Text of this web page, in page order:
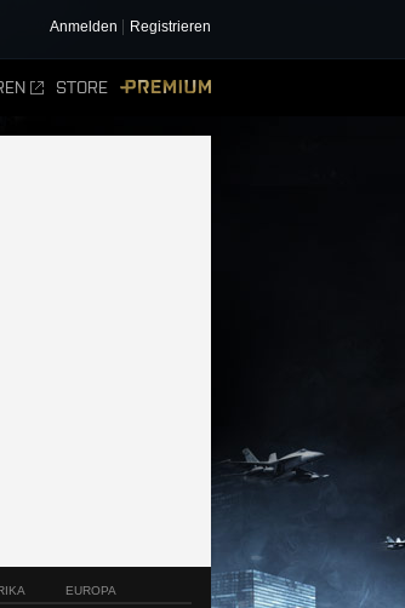
Anmelden Registrieren
STORE
EUROPA